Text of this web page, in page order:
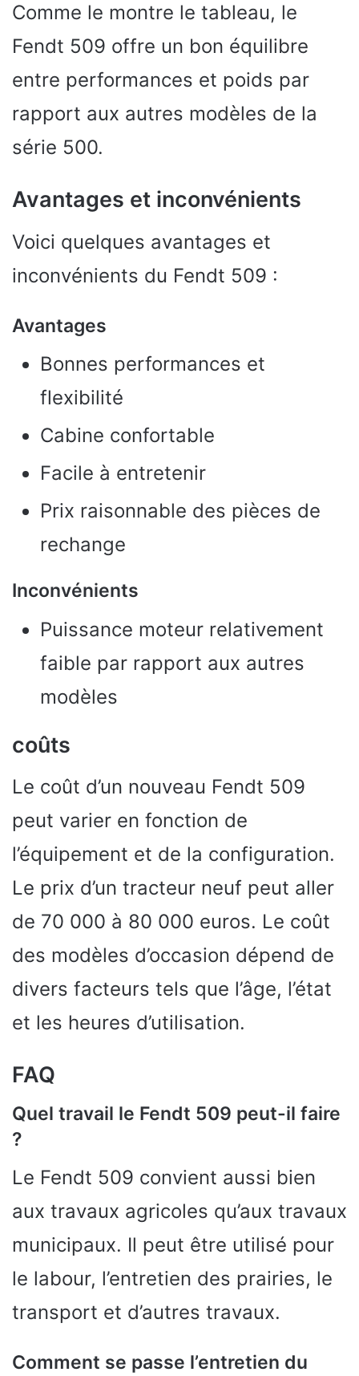
Comme le montre le tableau, le
Fendt 509 offre un bon équilibre
entre performances et poids par
rapport aux autres modèles de la
série 500.
Avantages et inconvénients
Voici quelques avantages et
inconvénients du Fendt 509 :
Avantages
Bonnes performances et
flexibilité
Cabine confortable
Facile à entretenir
Prix raisonnable des pièces de
rechange
Inconvénients
Puissance moteur relativement
faible par rapport aux autres
modèles
coûts
Le coût d’un nouveau Fendt 509
peut varier en fonction de
l’équipement et de la configuration.
Le prix d’un tracteur neuf peut aller
de 70 000 à 80 000 euros. Le coût
des modèles d’occasion dépend de
divers facteurs tels que l’âge, l’état
et les heures d’utilisation.
FAQ
Quel travail le Fendt 509 peut-il faire
?
Le Fendt 509 convient aussi bien
aux travaux agricoles qu’aux travaux
municipaux. Il peut être utilisé pour
le labour, l’entretien des prairies, le
transport et d’autres travaux.
Comment se passe l’entretien du